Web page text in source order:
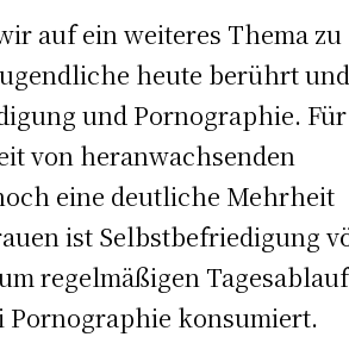
auf ein weiteres Thema zu
heute berührt und
und Pornographie.
von heranwachsenden
eine deutliche Mehrheit
ist Selbstbefriedigung
regelmäßigen Tagesablauf
Pornographie konsumiert.